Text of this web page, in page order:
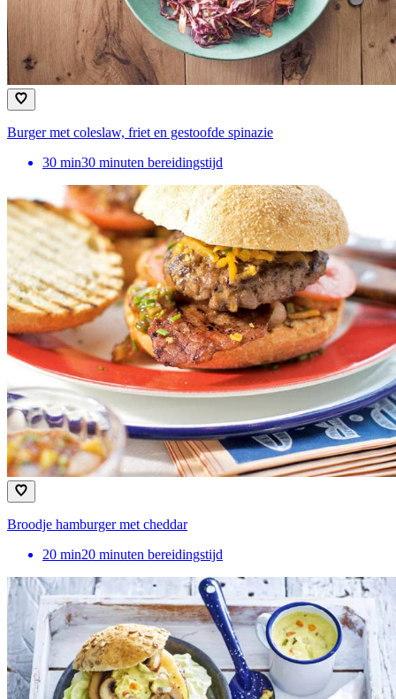
Burger met coleslaw, friet en gestoofde spinazie
30 min30 minuten bereidingstijd
Broodje hamburger met cheddar
20 min20 minuten bereidingstijd